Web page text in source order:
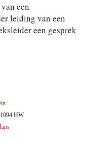
een
leiding van een
een gesprek
1094 HW